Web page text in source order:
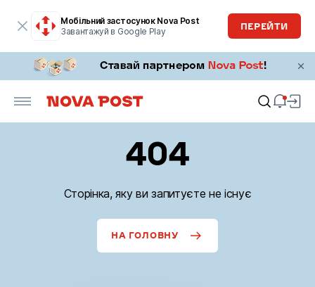
Мобільний застосунок Nova Post
Завантажуй в Google Play
ПЕРЕЙТИ
404
Сторінка, яку ви запитуєте не існує
НА ГОЛОВНУ